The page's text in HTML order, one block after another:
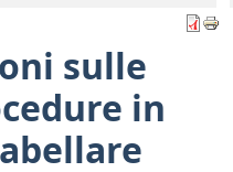
sulle
in